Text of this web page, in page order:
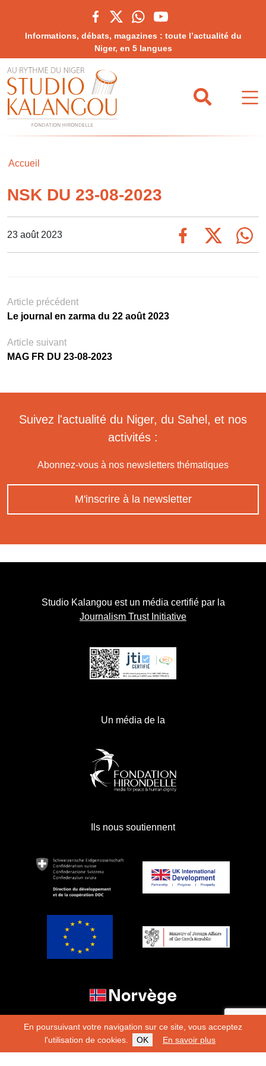
En poursuivant votre navigation sur ce site, vous acceptez
l'utilisation de cookies.
OK En savoir plus
Informations, débats, magazines : toute l’actualité du
Niger, en 5 langues
Accueil
NSK DU 23-08-2023
23 août 2023
Article précédent
Le journal en zarma du 22 août 2023
Article suivant
MAG FR DU 23-08-2023
Suivez l'actualité du Niger, du Sahel, et nos
activités :
Abonnez-vous à nos newsletters thématiques
M'inscrire à la newsletter
Studio Kalangou est un média certifié par la
Journalism Trust Initiative
Un média de la
Ils nous soutiennent